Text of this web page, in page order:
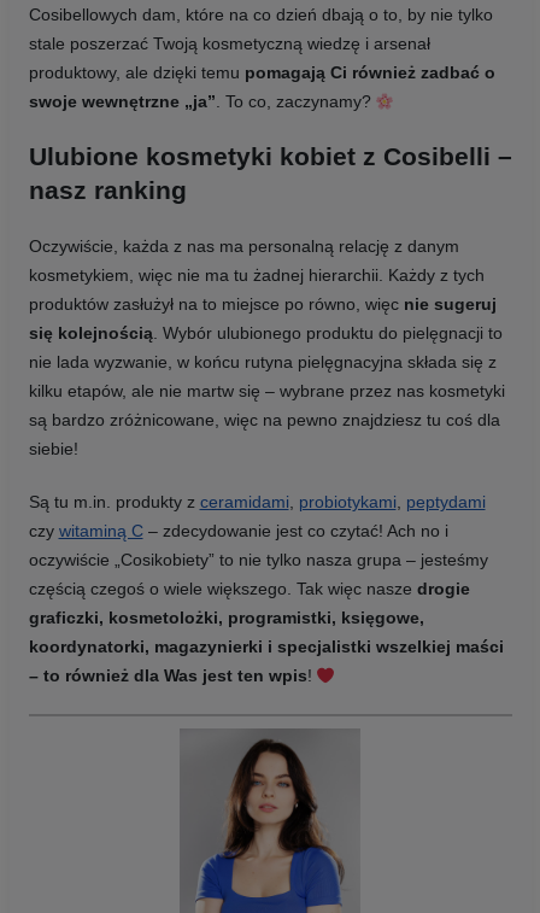
Cosibellowych dam, które na co dzień dbają o to, by nie tylko
stale poszerzać Twoją kosmetyczną wiedzę i arsenał
produktowy, ale dzięki temu pomagają Ci również zadbać o
swoje wewnętrzne „ja”. To co, zaczynamy?
Ulubione kosmetyki kobiet z Cosibelli –
nasz ranking
Oczywiście, każda z nas ma personalną relację z danym
kosmetykiem, więc nie ma tu żadnej hierarchii. Każdy z tych
produktów zasłużył na to miejsce po równo, więc nie sugeruj
się kolejnością. Wybór ulubionego produktu do pielęgnacji to
nie lada wyzwanie, w końcu rutyna pielęgnacyjna składa się z
kilku etapów, ale nie martw się – wybrane przez nas kosmetyki
są bardzo zróżnicowane, więc na pewno znajdziesz tu coś dla
siebie!
Są tu m.in. produkty z ceramidami, probiotykami, peptydami
czy witaminą C– zdecydowanie jest co czytać! Ach no i
oczywiście „Cosikobiety” to nie tylko nasza grupa – jesteśmy
częścią czegoś o wiele większego. Tak więc nasze drogie
graficzki, kosmetolożki, programistki, księgowe,
koordynatorki, magazynierki i specjalistki wszelkiej maści
– to również dla Was jest ten wpis!